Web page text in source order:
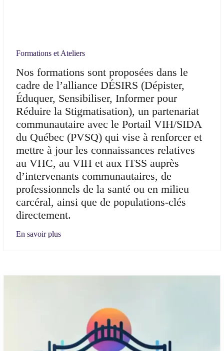
Formations et Ateliers
Nos formations sont proposées dans le
cadre de l’alliance DÉSIRS (Dépister,
Éduquer, Sensibiliser, Informer pour
Réduire la Stigmatisation), un partenariat
communautaire avec le Portail VIH/SIDA
du Québec (PVSQ) qui vise à renforcer et
mettre à jour les connaissances relatives
au VHC, au VIH et aux ITSS auprès
d’intervenants communautaires, de
professionnels de la santé ou en milieu
carcéral, ainsi que de populations-clés
directement.
En savoir plus